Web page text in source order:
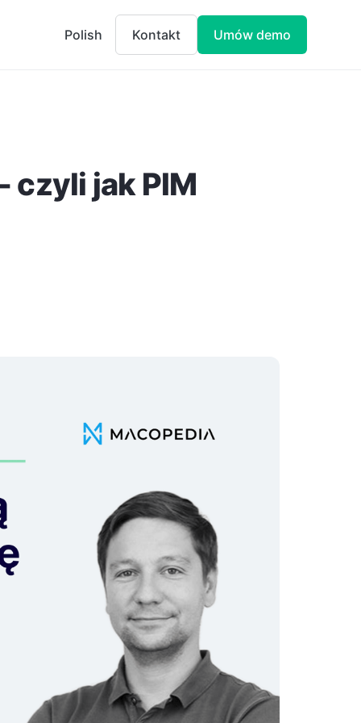
Polish Kontakt Umów demo
czyli jak PIM